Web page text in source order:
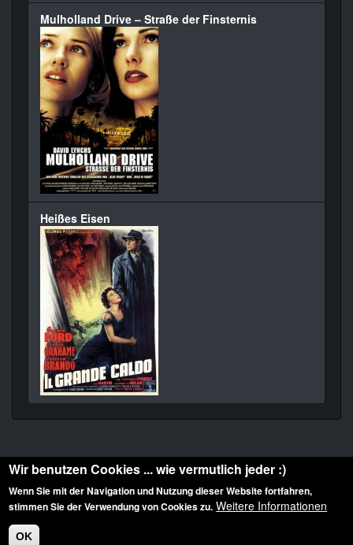
Mulholland Drive – Straße der Finsternis
Heißes Eisen
Diese Website ist urheberrechtlich geschützt: © 2010-2026 der Film Noir de. Alle
Rechte vorbehalten.
Wir benutzen Cookies ... wie vermutlich jeder :)
Wenn Sie mit der Navigation und Nutzung dieser Website fortfahren,
stimmen Sie der Verwendung von Cookies zu. Weitere Informationen
OK